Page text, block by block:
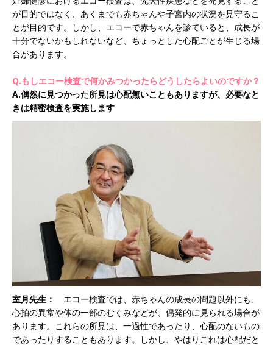
が目的ではなく、あくまでも赤ちゃんや子宮内の状況を見守るこ
とが目的です。しかし、エコーで赤ちゃんを診ていると、成長が
十分でないかもしれないなど、ちょっとした心配ごとが生じる場
合があります。
Q.もしエコー検査で何かみつかったらどうしたらよいのですか？
A.偶然に見つかった所見は心配無いこともありますが、必要なと
きは精密検査を実施します
室月先生：
エコー検査では、赤ちゃんの成長の問題以外にも、
心拍の異常や体の一部のむくみなどが、偶発的に見られる場合が
あります。これらの所見は、一過性であったり、心配のないもの
であったりすることもあります。しかし、やはりこれは心配だと